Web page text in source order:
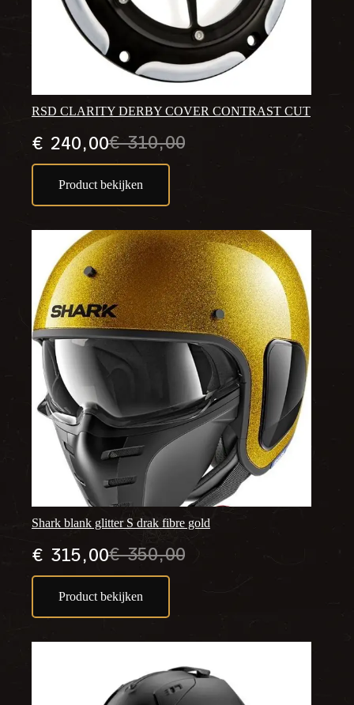
RSD CLARITY DERBY COVER CONTRAST CUT
€310,00
Oorspronkelijke
prijs
was:
€240,00Huidige
prijs
is:
Product bekijken
Shark blank glitter S drak fibre gold
€350,00
Oorspronkelijke
prijs
was:
€315,00Huidige
prijs
is:
Product bekijken